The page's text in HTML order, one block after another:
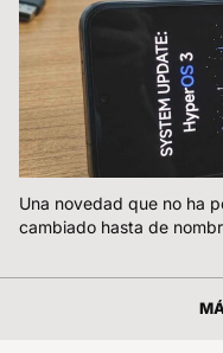
Una novedad que no ha
cambiado hasta de